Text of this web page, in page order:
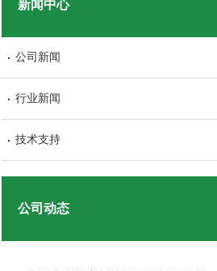
新闻中心
公司新闻
行业新闻
技术支持
公司动态